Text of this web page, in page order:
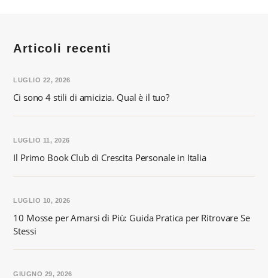
Articoli recenti
Ci sono 4 stili di amicizia. Qual è il tuo?
LUGLIO 22, 2026
Il Primo Book Club di Crescita Personale in Italia
LUGLIO 11, 2026
10 Mosse per Amarsi di Più: Guida Pratica per Ritrovare Se
Stessi
LUGLIO 10, 2026
GIUGNO 29, 2026